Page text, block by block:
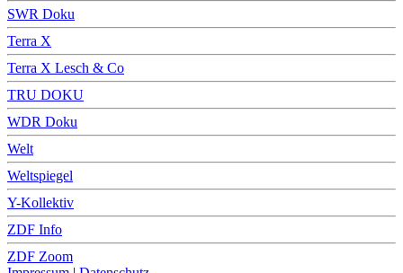
SWR Doku
Terra X
Terra X Lesch & Co
TRU DOKU
WDR Doku
Welt
Weltspiegel
Y-Kollektiv
ZDF Info
ZDF Zoom